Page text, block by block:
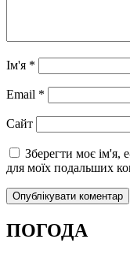
Ім'я *
Email *
Сайт
Зберегти моє ім'я,
для моїх подальших
ПОГОДА